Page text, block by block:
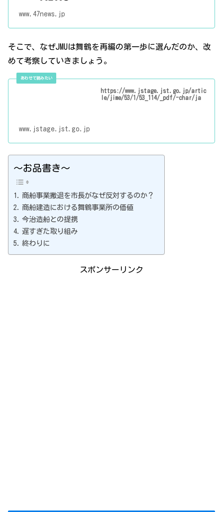
www.47news.jp
そこで、なぜJMUは舞鶴を再編の第一歩に選んだのか、改
めて考察していきましょう。
https://www.jstage.jst.go.jp/artic
le/jime/53/1/53_114/_pdf/-char/ja
www.jstage.jst.go.jp
～お品書き～
商船事業撤退を市長がなぜ反対するのか？
商船建造における舞鶴事業所の価値
今治造船との提携
遅すぎた取り組み
終わりに
スポンサーリンク